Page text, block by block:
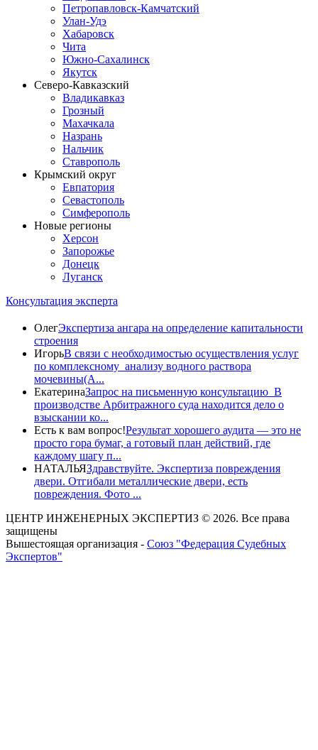
Петропавловск-Камчатский
Улан-Удэ
Хабаровск
Чита
Южно-Сахалинск
Якутск
Северо-Кавказский
Владикавказ
Грозный
Махачкала
Назрань
Нальчик
Ставрополь
Крымский округ
Евпатория
Севастополь
Симферополь
Новые регионы
Херсон
Запорожье
Донецк
Луганск
Консультация эксперта
ОлегЭкспертиза ангара на определение капитальности
строения
ИгорьВ связи с необходимостью осуществления услуг
по комплексному анализу водного раствора
мочевины(A...
ЕкатеринаЗапрос на письменную консультацию В
производстве Арбитражного суда находится дело о
взыскании ко...
Есть к вам вопрос!Результат хорошего аудита — это не
просто гора бумаг, а готовый план действий, где
каждому шагу п...
НАТАЛЬЯЗдравствуйте. Экспертиза повреждения
двери. Отгибали металлические двери, есть
повреждения. Фото ...
ЦЕНТР ИНЖЕНЕРНЫХ ЭКСПЕРТИЗ © 2026. Все права
защищены
Вышестоящая организация - Союз "Федерация Судебных
Экспертов"